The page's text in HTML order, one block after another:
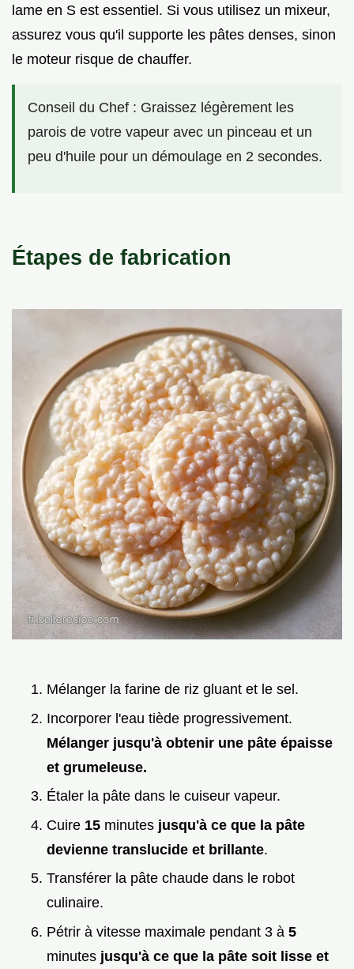
lame en S est essentiel. Si vous utilisez un mixeur,
assurez vous qu'il supporte les pâtes denses, sinon
le moteur risque de chauffer.
Conseil du Chef : Graissez légèrement les
parois de votre vapeur avec un pinceau et un
peu d'huile pour un démoulage en 2 secondes.
Étapes de fabrication
Mélanger la farine de riz gluant et le sel.
Incorporer l'eau tiède progressivement.
Mélanger jusqu'à obtenir une pâte épaisse
et grumeleuse.
Étaler la pâte dans le cuiseur vapeur.
Cuire 15 minutes jusqu'à ce que la pâte
devienne translucide et brillante.
Transférer la pâte chaude dans le robot
culinaire.
Pétrir à vitesse maximale pendant 3 à 5
minutes jusqu'à ce que la pâte soit lisse et